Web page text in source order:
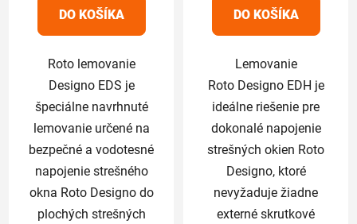
5
hviezdičiek.
DO KOŠÍKA
Roto lemovanie
Designo EDS je
špeciálne navrhnuté
lemovanie určené na
bezpečné a vodotesné
napojenie strešného
okna Roto Designo do
plochých strešných
5
hviezdičiek.
DO KOŠÍKA
Lemovanie
Roto Designo EDH je
ideálne riešenie pre
dokonalé napojenie
strešných okien Roto
Designo, ktoré
nevyžaduje žiadne
externé skrutkové